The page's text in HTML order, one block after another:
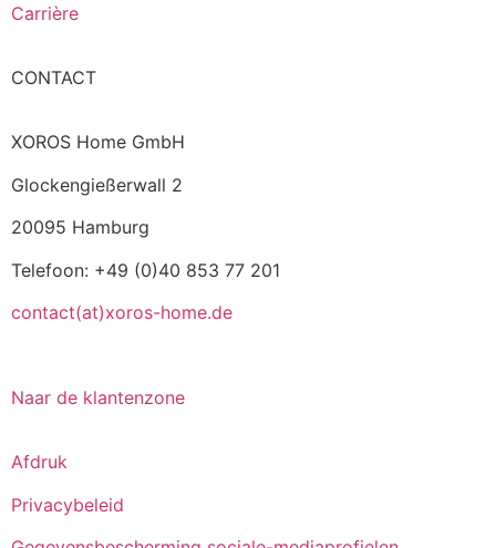
Carrière
CONTACT
XOROS Home GmbH
Glockengießerwall 2
20095 Hamburg
Telefoon: +49 (0)40 853 77 201
contact(at)xoros-home.de
Naar de klantenzone
Afdruk
Privacybeleid